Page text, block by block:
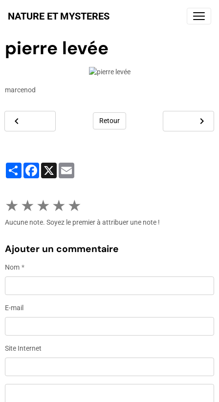
NATURE ET MYSTERES
pierre levée
marcenod
Retour
PartagerFacebook
X
★ ★ ★ ★ ★
Aucune note. Soyez le premier à attribuer une note !
Ajouter un commentaire
Nom
E-mail
Site Internet